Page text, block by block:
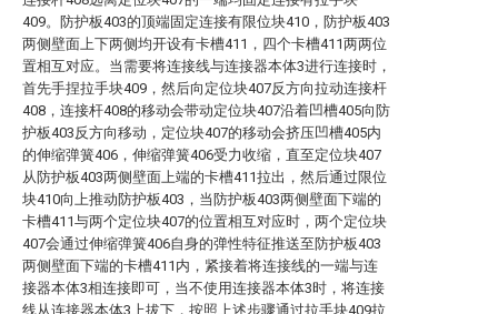
409。防护板403的顶端固定连接有限位块410，防护板403
两侧壁面上下两侧均开设有卡槽411，四个卡槽411两两位
置相互对应。当需要将连接线与连接器本体3进行连接时，
首先手捏拉手块409，然后向定位块407反方向拉动连接杆
408，连接杆408的移动会带动定位块407沿着凹槽405向防
护板403反方向移动，定位块407的移动会挤压凹槽405内
的伸缩弹簧406，伸缩弹簧406受力收缩，直至定位块407
从防护板403两侧壁面上端的卡槽411拉出，然后通过限位
块410向上推动防护板403，当防护板403两侧壁面下端的
卡槽411与两个定位块407的位置相互对应时，两个定位块
407会通过伸缩弹簧406自身的弹性特征推送至防护板403
两侧壁面下端的卡槽411内，紧接着将连接线的一端与连
接器本体3相连接即可，当不使用连接器本体3时，将连接
线从连接器本体3上拔下，按照上述步骤通过拉手块409拉